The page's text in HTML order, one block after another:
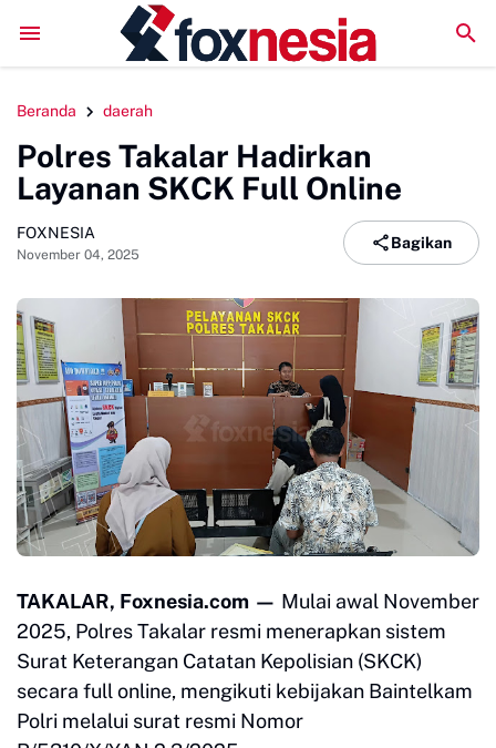
LPM Penalaran UNM Gelar Sidang Pleno, Evaluasi Kinerja
Beranda daerah
Polres Takalar Hadirkan
Layanan SKCK Full Online
FOXNESIA
November 04, 2025
Bagikan
TAKALAR, Foxnesia.com — Mulai awal November
2025, Polres Takalar resmi menerapkan sistem
Surat Keterangan Catatan Kepolisian (SKCK)
secara full online, mengikuti kebijakan Baintelkam
Polri melalui surat resmi Nomor